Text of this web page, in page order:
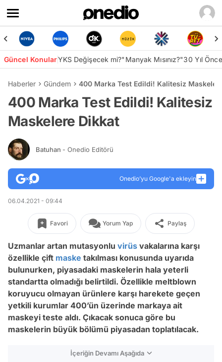
Güncel KonularYKS Değişecek mi?"Manyak Mısınız?"30 Yıl
Haberler Gündem 400 Marka Test Edildi! Kalitesiz
400 Marka Test Edildi! Kalitesiz
Maskelere Dikkat
Batuhan - Onedio Editörü
Onedio’yu Google'a ekleyin
06.04.2021 - 09:44
Favori Yorum Yap Paylaş
Uzmanlar artan mutasyonlu virüs vakalarına karşı
özellikle çift maske takılması konusunda uyarıda
bulunurken, piyasadaki maskelerin hala yeterli
standartta olmadığı belirtildi. Özellikle meltblown
koruyucu olmayan ürünlere karşı harekete geçen
yetkili kurumlar 400’ün üzerinde markaya ait
maskeyi teste aldı. Çıkacak sonuca göre bu
maskelerin büyük bölümü piyasadan toplatılacak.
İçeriğin Devamı Aşağıda